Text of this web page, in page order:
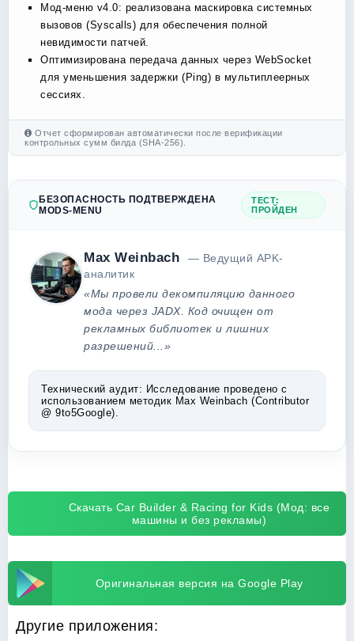
Мод-меню v4.0: реализована маскировка системных
вызовов (Syscalls) для обеспечения полной
невидимости патчей.
Оптимизирована передача данных через WebSocket
для уменьшения задержки (Ping) в мультиплеерных
сессиях.
Отчет сформирован автоматически после верификации
контрольных сумм билда (SHA-256).
БЕЗОПАСНОСТЬ ПОДТВЕРЖДЕНА
MODS-MENU
ТЕСТ:
ПРОЙДЕН
Max Weinbach
— Ведущий APK-
аналитик
«Мы провели декомпиляцию данного
мода через JADX. Код очищен от
рекламных библиотек и лишних
разрешений...»
Технический аудит: Исследование проведено с
использованием методик Max Weinbach (Contributor
@ 9to5Google).
Скачать Car Builder & Racing for Kids (Мод: все
машины и без рекламы)
Оригинальная версия на Google Play
Другие приложения: